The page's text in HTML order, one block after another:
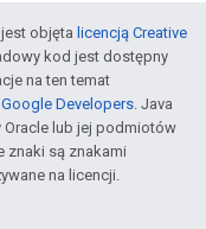
objęta licencją Creative
kod jest dostępny
na ten temat
Developers. Java
lub jej podmiotów
znaki są znakami
na licencji.